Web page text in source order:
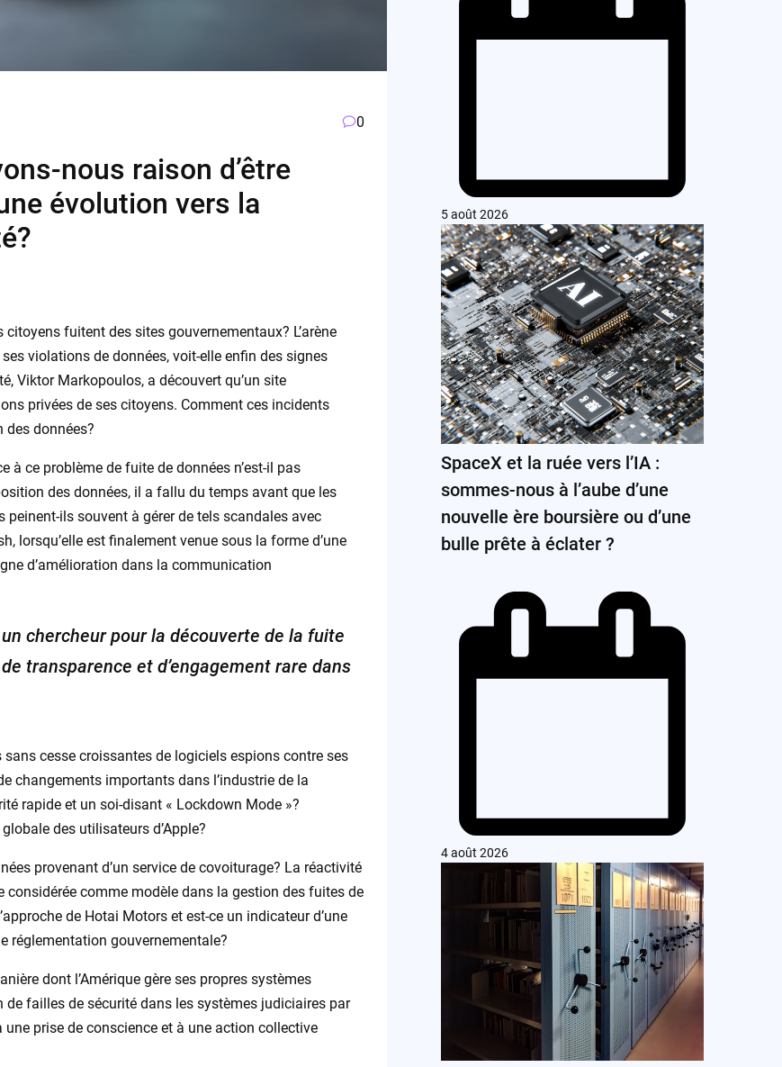
0
nous raison d’être
évolution vers la
fuitent des sites gouvernementaux? L’arène
violations de données, voit-elle enfin des signes
Viktor Markopoulos, a découvert qu’un site
privées de ses citoyens. Comment ces incidents
des données?
ce problème de fuite de données n’est-il pas
des données, il a fallu du temps avant que les
ils souvent à gérer de tels scandales avec
lorsqu’elle est finalement venue sous la forme d’une
d’amélioration dans la communication
chercheur pour la découverte de la fuite
transparence et d’engagement rare dans
cesse croissantes de logiciels espions contre ses
changements importants dans l’industrie de la
rapide et un soi-disant « Lockdown Mode »?
des utilisateurs d’Apple?
provenant d’un service de covoiturage? La réactivité
comme modèle dans la gestion des fuites de
de Hotai Motors et est-ce un indicateur d’une
réglementation gouvernementale?
dont l’Amérique gère ses propres systèmes
failles de sécurité dans les systèmes judiciaires par
prise de conscience et à une action collective
5 août 2026
SpaceX et la ruée vers l’IA :
sommes-nous à l’aube d’une
nouvelle ère boursière ou d’une
bulle prête à éclater ?
4 août 2026